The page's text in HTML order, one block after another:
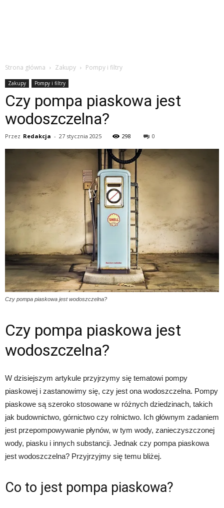
Strona główna Zakupy Pompy i filtry
Zakupy Pompy i filtry
Czy pompa piaskowa jest
wodoszczelna?
Przez Redakcja - 27 stycznia 2025 298 0
Czy pompa piaskowa jest wodoszczelna?
Czy pompa piaskowa jest
wodoszczelna?
W dzisiejszym artykule przyjrzymy się tematowi pompy
piaskowej i zastanowimy się, czy jest ona wodoszczelna. Pompy
piaskowe są szeroko stosowane w różnych dziedzinach, takich
jak budownictwo, górnictwo czy rolnictwo. Ich głównym zadaniem
jest przepompowywanie płynów, w tym wody, zanieczyszczonej
wody, piasku i innych substancji. Jednak czy pompa piaskowa
jest wodoszczelna? Przyjrzyjmy się temu bliżej.
Co to jest pompa piaskowa?